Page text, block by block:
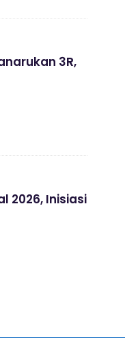
3R,
2026, Inisiasi